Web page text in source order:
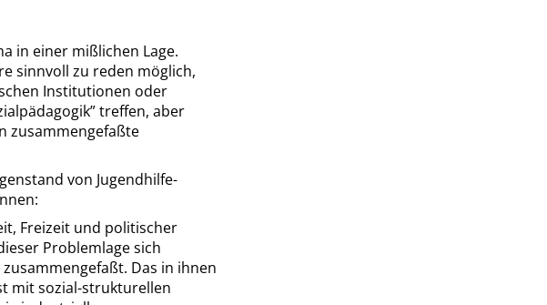
in einer mißlichen Lage.
sinnvoll zu reden möglich,
Institutionen oder
”treffen, aber
zusammengefaßte
von Jugendhilfe-
Freizeit und politischer
Problemlage sich
zusammengefaßt. Das in ihnen
mit sozial-strukturellen